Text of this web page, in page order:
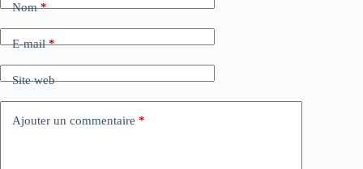
Nom*
E-mail*
Site web
Ajouter un commentaire *